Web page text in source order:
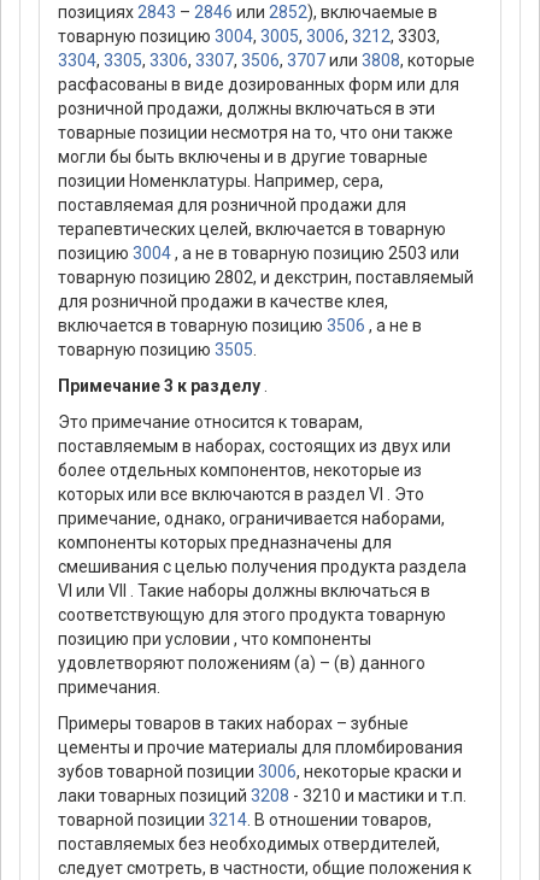
позициях 2843 – 2846 или 2852), включаемые в
товарную позицию 3004, 3005, 3006, 3212, 3303,
3304, 3305, 3306, 3307, 3506, 3707или 3808, которые
расфасованы в виде дозированных форм или для
розничной продажи, должны включаться в эти
товарные позиции несмотря на то, что они также
могли бы быть включены и в другие товарные
позиции Номенклатуры. Например, сера,
поставляемая для розничной продажи для
терапевтических целей, включается в товарную
позицию 3004, а не в товарную позицию 2503 или
товарную позицию 2802, и декстрин, поставляемый
для розничной продажи в качестве клея,
включается в товарную позицию 3506 , а не в
товарную позицию 3505
Примечание 3 к разделу
Это примечание относится к товарам,
поставляемым в наборах, состоящих из двух или
более отдельных компонентов, некоторые из
которых или все включаются в раздел VI . Это
примечание, однако, ограничивается наборами,
компоненты которых предназначены для
смешивания с целью получения продукта раздела
VI или VII . Такие наборы должны включаться в
соответствующую для этого продукта товарную
позицию при условии , что компоненты
удовлетворяют положениям (а) – (в) данного
примечания.
Примеры товаров в таких наборах – зубные
цементы и прочие материалы для пломбирования
зубов товарной позиции 3006, некоторые краски и
лаки товарных позиций 3208 - 3210 и мастики и т.п.
товарной позиции 3214 . В отношении товаров,
поставляемых без необходимых отвердителей,
следует смотреть, в частности, общие положения к